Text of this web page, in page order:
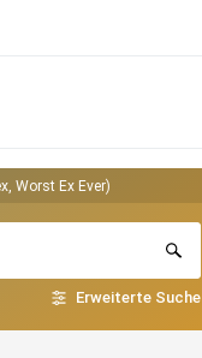
Worst Ex Ever)
Erweiterte Suche